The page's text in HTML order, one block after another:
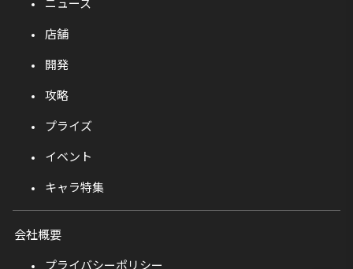
店舗
開発
攻略
プライズ
イベント
キャラ特集
会社概要
プライバシーポリシー